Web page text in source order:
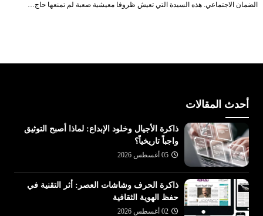
الضمان الاجتماعي. هذه السيدة التي تعيش ظروفا معيشية صعبة لم تمنعها حاج…
أحدث المقالات
ذاكرة الأجيال وخلود الإبداع: لماذا أصبح التوثيق
واجباً تاريخياً؟
05 أغسطس 2026
ذاكرة الحرف وشاشات العصر: أثر التقنية في
حفظ الهوية الثقافية
02 أغسطس 2026